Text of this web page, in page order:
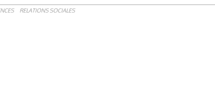
RELATIONS SOCIALES